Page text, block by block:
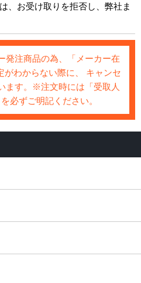
、お受け取りを拒否し、弊社ま
発注商品の為、「メーカー在
がわからない際に、 キャンセ
ます。※注文時には「受取人
必ずご明記ください。